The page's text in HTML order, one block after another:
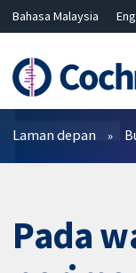
Bahasa Malaysia
Hrvatski
Deutsch
简体中文
Penapis
Laman depan
Pada